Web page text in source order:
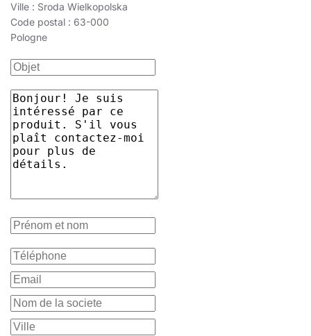
Ville : Sroda Wielkopolska
Code postal : 63-000
Pologne